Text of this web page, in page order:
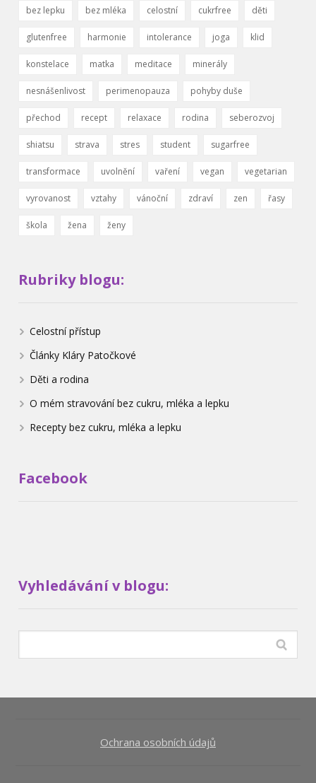
bez lepku bez mléka celostní cukrfree děti
glutenfree harmonie intolerance joga klid
konstelace matka meditace minerály
nesnášenlivost perimenopauza pohyby duše
přechod recept relaxace rodina seberozvoj
shiatsu strava stres student sugarfree
transformace uvolnění vaření vegan vegetarian
vyrovanost vztahy vánoční zdraví zen řasy
škola žena ženy
Rubriky blogu:
Celostní přístup
Články Kláry Patočkové
Děti a rodina
O mém stravování bez cukru, mléka a lepku
Recepty bez cukru, mléka a lepku
Facebook
Vyhledávání v blogu:
Ochrana osobních údajů